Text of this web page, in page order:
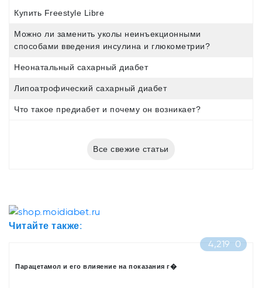
Купить Freestyle Libre
Можно ли заменить уколы неинъекционными
способами введения инсулина и глюкометрии?
Неонатальный сахарный диабет
Липоатрофический сахарный диабет
Что такое предиабет и почему он возникает?
Все свежие статьи
Читайте также:
4,219 0
Парацетамол и его влияение на показания г�